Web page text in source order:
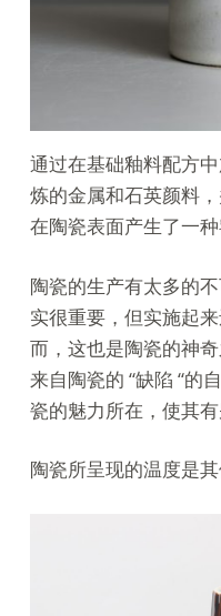
通过在基础釉料配方
炼的金属和石英颜料
在陶瓷表面产生了一种
陶瓷的生产有太多的
实很重要，但实施起
而，这也是陶瓷的神
来自陶瓷的 “缺陷 “的
瓷的魅力所在，使其
陶瓷所呈现的温度是